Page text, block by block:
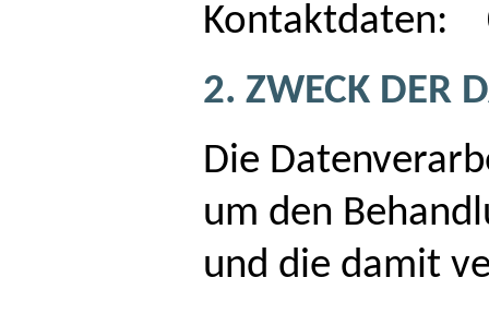
Kontaktdaten:
2. ZWECK DER
Die
um den
und die damit